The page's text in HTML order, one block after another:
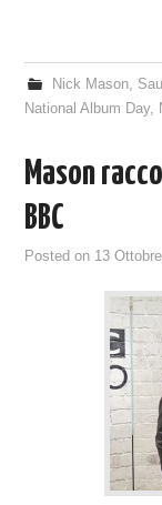
PINKFLOYDIANE
Nick Mason,
National Album Day,
Mason
BBC
Posted on 13